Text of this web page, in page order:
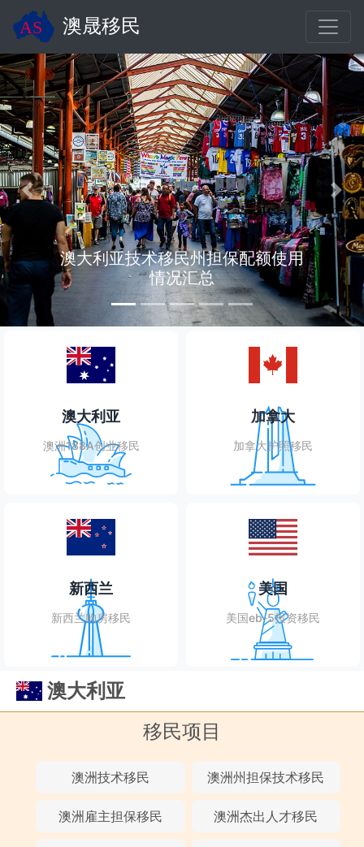
澳晟移民
移民州担保配额使用
情况汇总
在新西兰工
Previous Next
澳大利亚
澳洲188A创业移民
加拿大
加拿大护照移民
新西兰
新西兰购房移民
美国
美国eb-5投资移民
澳大利亚
移民项目
澳洲技术移民 澳洲州担保技术移民
澳洲雇主担保移民 澳洲杰出人才移民